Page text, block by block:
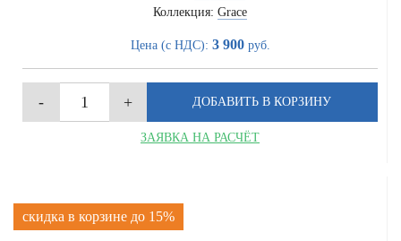
Коллекция: Grace
Цена (с НДС): 3 900руб.
ЗАЯВКА НА РАСЧЁТ
скидка в корзине до 15%